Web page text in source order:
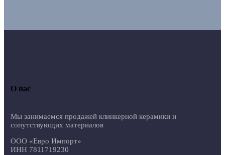
О нас
Мы занимаемся продажей клинкерной керамики и
сопутствующих материалов
ООО «Евро Импорт»
ИНН 7811719230